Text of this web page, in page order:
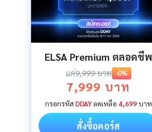
ELSA Premium ตลอดชีพ
แค่9,999 บาท -0%
7,999 บาท
กรอกรหัส DDAYลดเหลือ 4,699บาท
สั่งซื้อคอร์ส